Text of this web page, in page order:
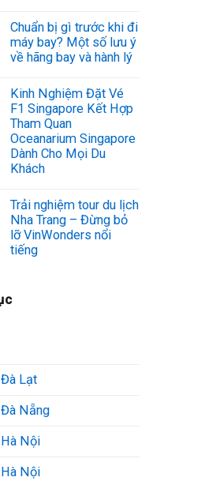
Chuẩn bị gì trước khi đi
máy bay? Một số lưu ý
về hãng bay và hành lý
Kinh Nghiệm Đặt Vé
F1 Singapore Kết Hợp
Tham Quan
Oceanarium Singapore
Dành Cho Mọi Du
Khách
Trải nghiệm tour du lịch
Nha Trang – Đừng bỏ
lỡ VinWonders nổi
tiếng
Lạt
Nẵng
Nội
Nội